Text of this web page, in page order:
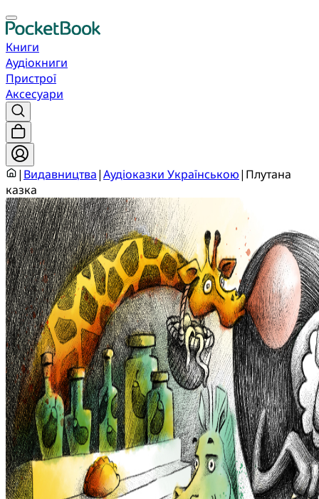
Книги
Аудіокниги
Пристрої
Аксесуари
| Видавництва|Аудіоказки Українською| Плутана
казка